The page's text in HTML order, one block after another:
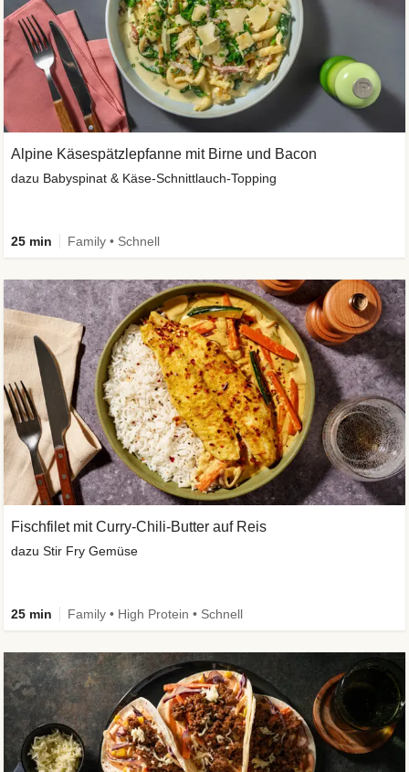
Alpine Käsespätzlepfanne mit Birne und Bacon
dazu Babyspinat & Käse-Schnittlauch-Topping
25 min Family • Schnell
Fischfilet mit Curry-Chili-Butter auf Reis
dazu Stir Fry Gemüse
25 min Family • High Protein • Schnell